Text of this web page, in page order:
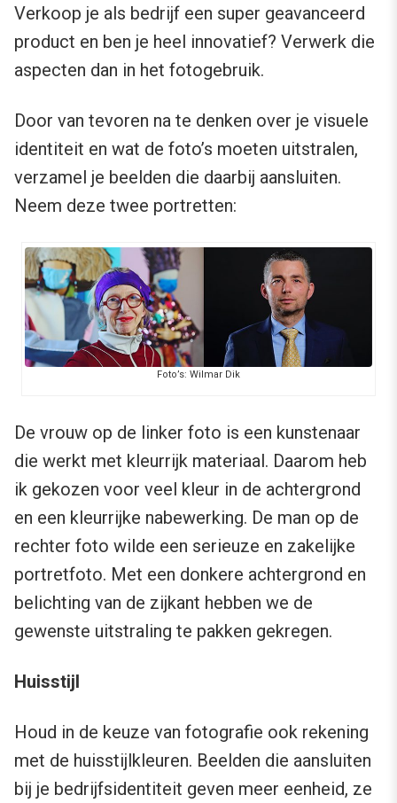
Verkoop je als bedrijf een super geavanceerd
product en ben je heel innovatief? Verwerk die
aspecten dan in het fotogebruik.
Door van tevoren na te denken over je visuele
identiteit en wat de foto’s moeten uitstralen,
verzamel je beelden die daarbij aansluiten.
Neem deze twee portretten:
Foto’s: Wilmar Dik
De vrouw op de linker foto is een kunstenaar
die werkt met kleurrijk materiaal. Daarom heb
ik gekozen voor veel kleur in de achtergrond
en een kleurrijke nabewerking. De man op de
rechter foto wilde een serieuze en zakelijke
portretfoto. Met een donkere achtergrond en
belichting van de zijkant hebben we de
gewenste uitstraling te pakken gekregen.
Huisstijl
Houd in de keuze van fotografie ook rekening
met de huisstijlkleuren. Beelden die aansluiten
bij je bedrijfsidentiteit geven meer eenheid, ze